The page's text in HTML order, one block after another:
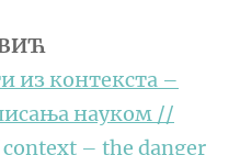
из контекста –
науком //
– the danger